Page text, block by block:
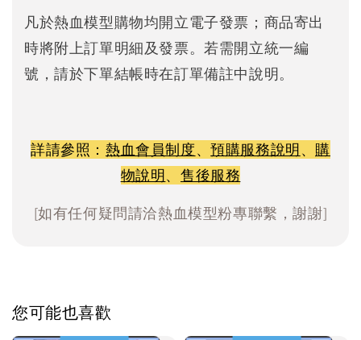
凡於熱血模型購物均開立電子發票；商品寄出
時將附上訂單明細及發票。若需開立統一編
號，請於下單結帳時在訂單備註中說明。
詳請參照： 熱血會員制度、預購服務說明、 購
物說明、 售後服務
[如有任何疑問請洽熱血模型粉專聯繫，謝謝]
您可能也喜歡